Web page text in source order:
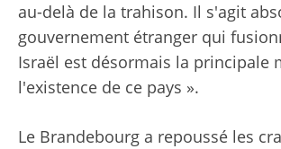
au-delà de la trahison. Il s'agit
gouvernement étranger qui
Israël est désormais la principale
l'existence de ce pays ».
Le Brandebourg a repoussé les